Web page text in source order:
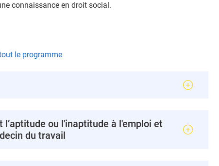
connaissance en droit social.
le programme
ou l'inaptitude à l'emploi et
du travail